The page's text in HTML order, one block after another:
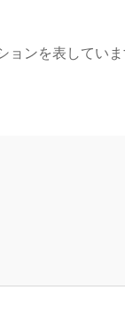
ンを表していま